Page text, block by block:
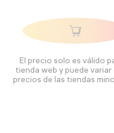
El precio solo es válido
tienda web y puede variar
precios de las tiendas